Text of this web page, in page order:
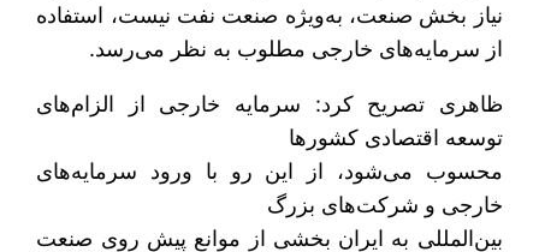
نیاز بخش صنعت، به‌ویژه صنعت نفت نیست، استفاده
از سرمایه‌های خارجی مطلوب به نظر می‌رسد.
ظاهری تصریح کرد: سرمایه‌ خارجی از الزام‌های
توسعه اقتصادی کشورها
محسوب می‌شود، از این رو با ورود سرمایه‌های
خارجی و شرکت‌های بزرگ
بین‌المللی به ایران بخشی از موانع پیش روی صنعت